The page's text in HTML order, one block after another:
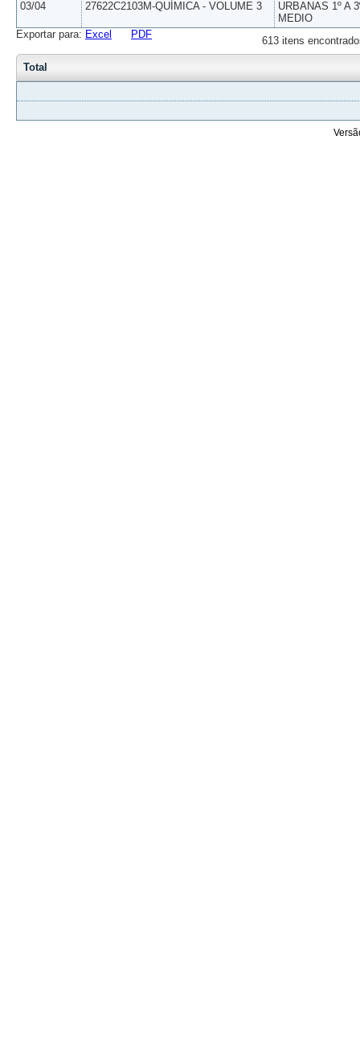
03/04 27622C2103M-QUÍMICA - VOLUME 3
URBANAS 1º A
MEDIO
613 itens
Exportar para: Excel PDF
Total